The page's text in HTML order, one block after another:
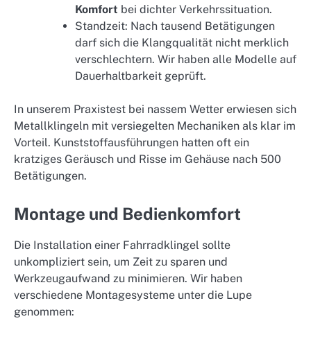
Komfort bei dichter Verkehrssituation.
Standzeit: Nach tausend Betätigungen
darf sich die Klangqualität nicht merklich
verschlechtern. Wir haben alle Modelle auf
Dauerhaltbarkeit geprüft.
In unserem Praxistest bei nassem Wetter erwiesen sich
Metallklingeln mit versiegelten Mechaniken als klar im
Vorteil. Kunststoffausführungen hatten oft ein
kratziges Geräusch und Risse im Gehäuse nach 500
Betätigungen.
Montage und Bedienkomfort
Die Installation einer Fahrradklingel sollte
unkompliziert sein, um Zeit zu sparen und
Werkzeugaufwand zu minimieren. Wir haben
verschiedene Montagesysteme unter die Lupe
genommen: